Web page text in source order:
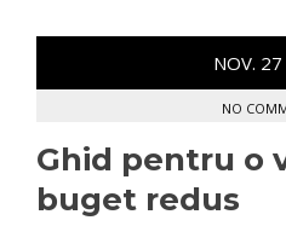
NOV. 27
NO
Ghid pentru o
buget redus